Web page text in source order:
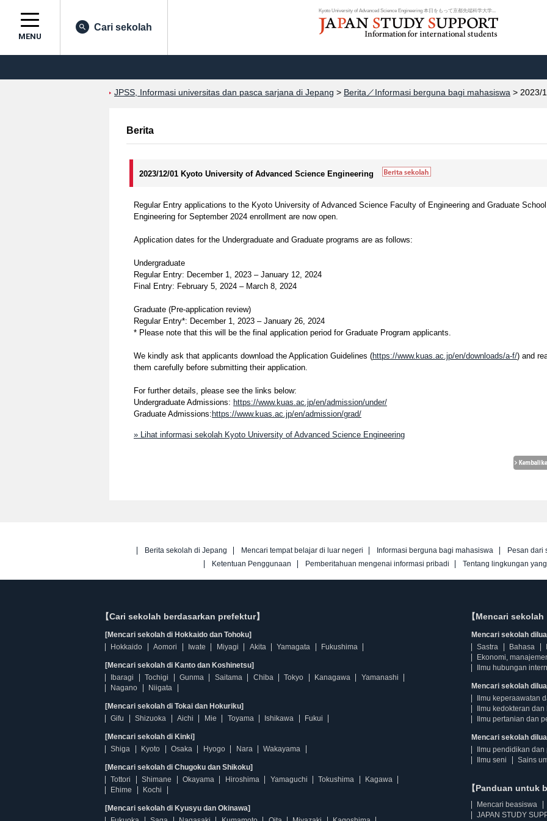
Kyoto University of Advanced Science Engineering 本日をもって京都先端科学大学...
MENU
Cari sekolah
JPSS, Informasi universitas dan pasca sarjana di Jepang > Berita／Informasi berguna bagi mahasiswa > 2023/
Berita
2023/12/01 Kyoto University of Advanced Science Engineering
Regular Entry applications to the Kyoto University of Advanced Science Faculty of Engineering and Graduate
Engineering for September 2024 enrollment are now open.
Application dates for the Undergraduate and Graduate programs are as follows:
Undergraduate
Regular Entry: December 1, 2023 – January 12, 2024
Final Entry: February 5, 2024 – March 8, 2024
Graduate (Pre-application review)
Regular Entry*: December 1, 2023 – January 26, 2024
* Please note that this will be the final application period for Graduate Program applicants.
We kindly ask that applicants download the Application Guidelines (https://www.kuas.ac.jp/en/downloads/a-f/) and
them carefully before submitting their application.
For further details, please see the links below:
Undergraduate Admissions: https://www.kuas.ac.jp/en/admission/under/
Graduate Admissions: https://www.kuas.ac.jp/en/admission/grad/
» Lihat informasi sekolah Kyoto University of Advanced Science Engineering
Berita sekolah di Jepang Mencari tempat belajar di luar negeri Informasi berguna bagi mahasiswa
Pesan dari
Ketentuan Penggunaan
Pemberitahuan mengenai informasi pribadi Tentang lingkungan
【Cari sekolah berdasarkan prefektur】
[Mencari sekolah di Hokkaido dan Tohoku]
Hokkaido
Aomori Iwate Miyagi Akita Yamagata Fukushima
[Mencari sekolah di Kanto dan Koshinetsu]
Ibaragi
Tochigi Gunma Saitama Chiba Tokyo Kanagawa
Yamanashi
Nagano
Niigata
[Mencari sekolah di Tokai dan Hokuriku]
Gifu
Shizuoka Aichi Mie Toyama Ishikawa Fukui
[Mencari sekolah di Kinki]
Shiga
Kyoto Osaka Hyogo Nara Wakayama
[Mencari sekolah di Chugoku dan Shikoku]
Tottori
Shimane Okayama Hiroshima Yamaguchi Tokushima
Kagawa
Ehime
Kochi
[Mencari sekolah di Kyusyu dan Okinawa]
【Mencari
Mencari sekolah
Sastra
Bahasa
Ekonomi,
Ilmu hubungan
Mencari sekolah
Ilmu keperaawatan
Ilmu kedokteran
Ilmu pertanian dan
Mencari sekolah
Ilmu pendidikan
Ilmu seni
Sains
【Panduan untuk
Mencari beasiswa
JAPAN STUDY